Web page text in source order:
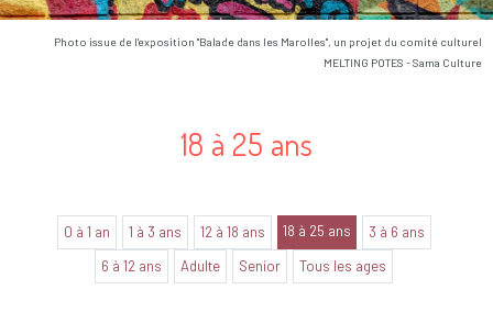
Photo issue de l'exposition "Balade dans les Marolles", un projet du comité culturel
MELTING POTES - Sama Culture
18 à 25 ans
0 à 1 an 1 à 3 ans 12 à 18 ans 18 à 25 ans
3 à 6 ans
6 à 12 ans
Adulte Senior Tous les ages